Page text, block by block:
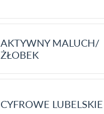
AKTYWNY MALUCH/
ŻŁOBEK
CYFROWE LUBELSKIE